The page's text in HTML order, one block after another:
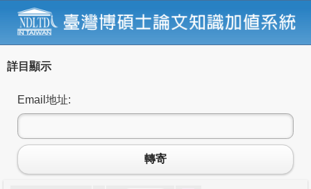
詳目顯示
Email地址:
轉寄